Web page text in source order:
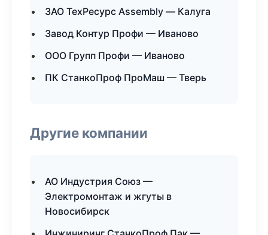
ЗАО ТехРесурс Assembly — Калуга
Завод Контур Профи — Иваново
ООО Групп Профи — Иваново
ПК СтанкоПроф ПроМаш — Тверь
Другие компании
АО Индустрия Союз —
Электромонтаж и жгуты в
Новосибирск